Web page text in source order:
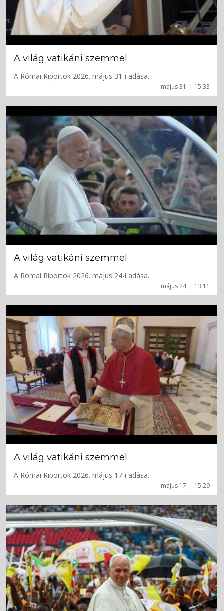
május 31. | 15:33
A világ vatikáni szemmel
A Római Riportok 2026. május 31-i adása.
május 24. | 13:11
A világ vatikáni szemmel
A Római Riportok 2026. május 24-i adása.
május 17. | 15:29
A világ vatikáni szemmel
A Római Riportok 2026. május 17-i adása.